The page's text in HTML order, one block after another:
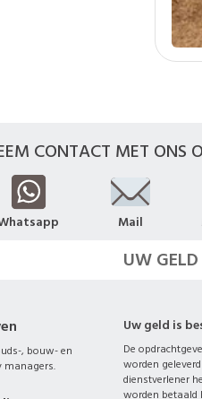
CONTACT MET ONS
Mail
, bouw- en
managers.
UW GELD
Uw geld is
De
worden
dienstverlener
worden betaald